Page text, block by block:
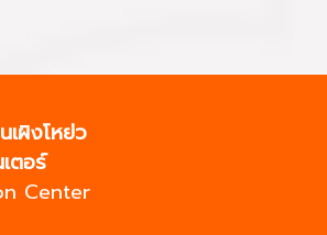
เผิงโหย่ว
ตอร์
Center